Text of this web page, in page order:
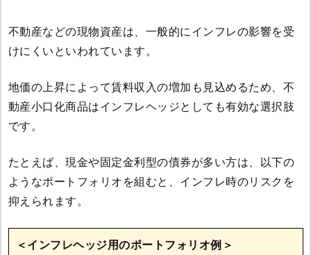
不動産などの現物資産は、一般的にインフレの影響を受
けにくいといわれています。
地価の上昇によって賃料収入の増加も見込めるため、不
動産小口化商品はインフレヘッジとしても有効な選択肢
です。
たとえば、現金や固定金利型の債券が多い方は、以下の
ようなポートフォリオを組むと、インフレ時のリスクを
抑えられます。
＜インフレヘッジ用のポートフォリオ例＞